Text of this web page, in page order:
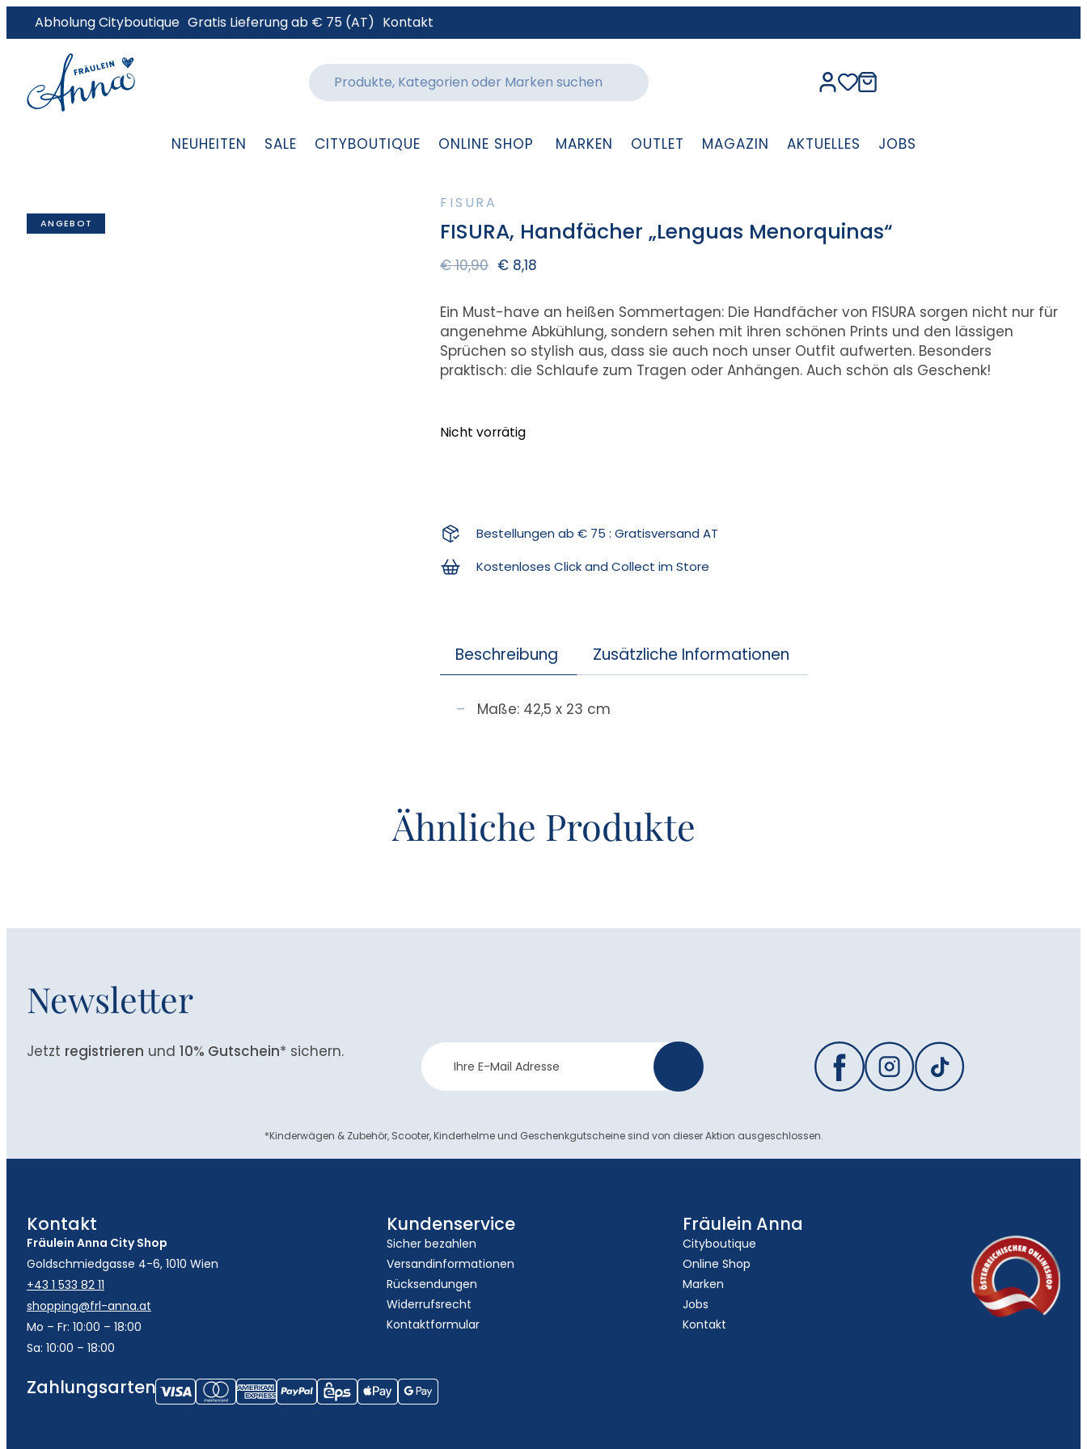
Abholung Cityboutique Gratis Lieferung ab € 75 (AT) Kontakt
NEUHEITEN SALE CITYBOUTIQUE ONLINE SHOP MARKEN OUTLET MAGAZIN AKTUELLES JOBS
ANGEBOT
FISURA
FISURA, Handfächer „Lenguas Menorquinas“
€10,90 € 8,18
Ein Must-have an heißen Sommertagen: Die Handfächer von FISURA sorgen nicht nur für
angenehme Abkühlung, sondern sehen mit ihren schönen Prints und den lässigen
Sprüchen so stylish aus, dass sie auch noch unser Outfit aufwerten. Besonders
praktisch: die Schlaufe zum Tragen oder Anhängen. Auch schön als Geschenk!
Nicht vorrätig
Bestellungen ab € 75 : Gratisversand AT
Kostenloses Click and Collect im Store
Beschreibung Zusätzliche Informationen
Maße: 42,5 x 23 cm
Ähnliche Produkte
Newsletter
Jetzt registrieren und 10% Gutschein* sichern.
Newsletter
Anmeldung
*Kinderwägen & Zubehör, Scooter, Kinderhelme und Geschenkgutscheine sind von dieser Aktion ausgeschlossen.
Kontakt
Fräulein Anna City Shop
Goldschmiedgasse 4-6, 1010 Wien
+43 1 533 82 11
shopping@frl-anna.at
Mo – Fr: 10:00 – 18:00
Sa: 10:00 – 18:00
Kundenservice
Sicher bezahlen
Versandinformationen
Rücksendungen
Widerrufsrecht
Kontaktformular
Fräulein Anna
Cityboutique
Online Shop
Marken
Jobs
Kontakt
Zahlungsarten